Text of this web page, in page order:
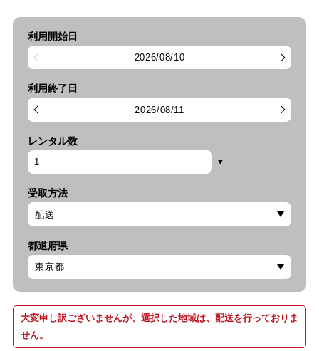
利用開始日
2026/08/10
利用終了日
2026/08/11
レンタル数
受取方法
都道府県
大変申し訳ございませんが、選択した地域は、配送を行っておりま
せん。